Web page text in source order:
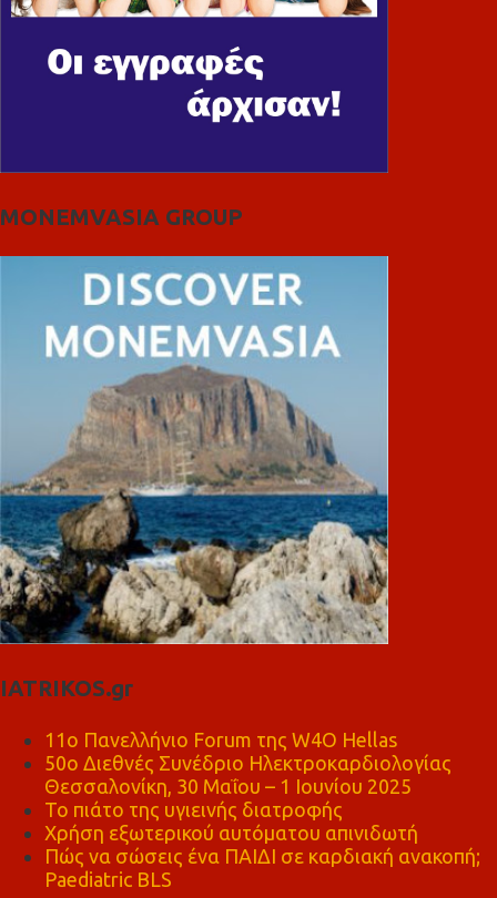
MONEMVASIA GROUP
IATRIKOS.gr
11ο Πανελλήνιο Forum της W4O Hellas
50ο Διεθνές Συνέδριο Ηλεκτροκαρδιολογίας
Θεσσαλονίκη, 30 Μαΐου – 1 Ιουνίου 2025
Το πιάτο της υγιεινής διατροφής
Χρήση εξωτερικού αυτόματου απινιδωτή
Πώς να σώσεις ένα ΠΑΙΔΙ σε καρδιακή ανακοπή;
Paediatric BLS